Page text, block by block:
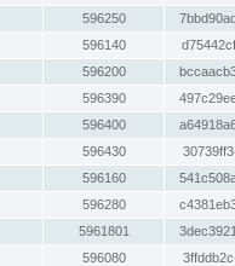
596250
596140
596200
596390
596400
596430
596160
596280
5961801
596080